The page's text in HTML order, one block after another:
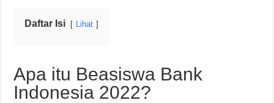
Daftar Isi Lihat
Apa itu Beasiswa Bank
Indonesia 2022?